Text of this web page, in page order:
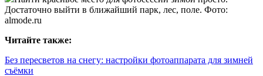
Достаточно выйти в ближайший парк, лес, поле. Фото:
almode.ru
Читайте также:
Без пересветов на снегу: настройки фотоаппарата для зимней
съёмки